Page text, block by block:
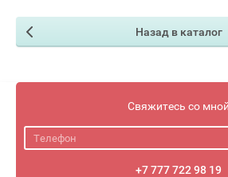
Назад в каталог
Свяжитесь со мной
+7 777 722 98 19